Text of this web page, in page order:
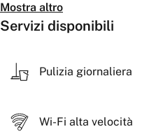
working senza interruzioni.
confortevole per lavorare
Mostra altro
Servizi disponibili
Pulizia giornaliera
Wi-Fi alta velocità